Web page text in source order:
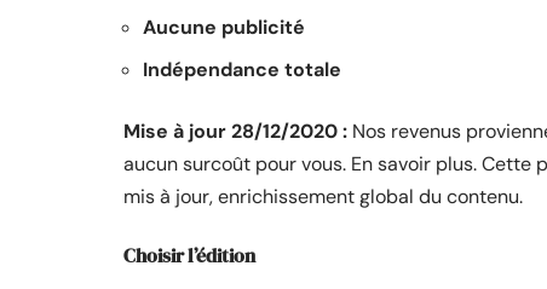
Aucune publicité
Indépendance totale
Mise à jour 28/12/2020 : Nos revenus
aucun surcoût pour vous. En savoir plus.
mis à jour, enrichissement global du contenu.
Choisir l’édition